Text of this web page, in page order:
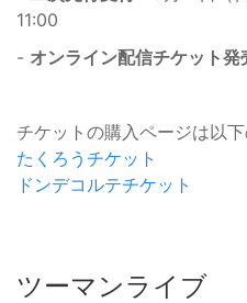
11:00
- オンライン配信チケット発
チケットの購入ページは以下
たくろうチケット
ドンデコルテチケット
ツーマンライブ